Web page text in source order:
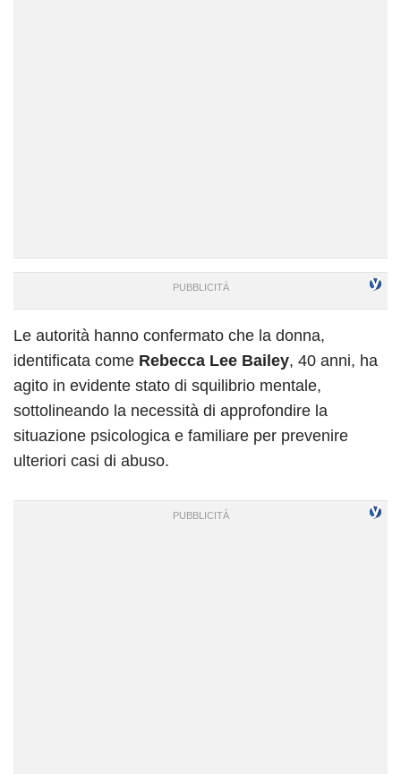
Le autorità hanno confermato che la donna,
identificata come Rebecca Lee Bailey, 40 anni, ha
agito in evidente stato di squilibrio mentale,
sottolineando la necessità di approfondire la
situazione psicologica e familiare per prevenire
ulteriori casi di abuso.